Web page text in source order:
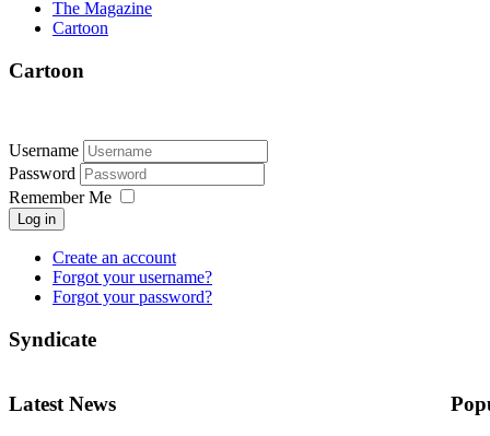
The Magazine
Cartoon
Cartoon
Username
Password
Remember Me
Log in
Create an account
Forgot your username?
Forgot your password?
Syndicate
Latest News